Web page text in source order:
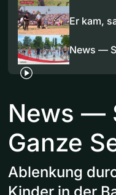
Er kam,
News —
News —
Ganze
Ablenkung
Kinder in der